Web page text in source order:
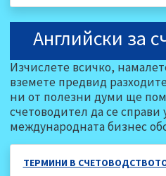
Английски за
Изчислете всичко,
вземете предвид
ни от полезни думи ще
счетоводител да се справи
международната бизнес
ТЕРМИНИ В